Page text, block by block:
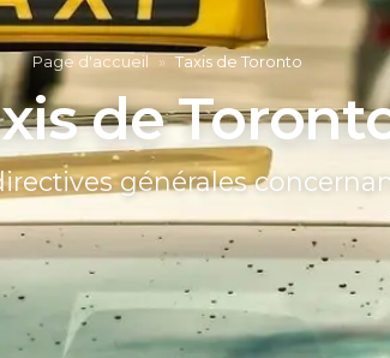
Page d'accueil » Taxis de Toronto
de
générales